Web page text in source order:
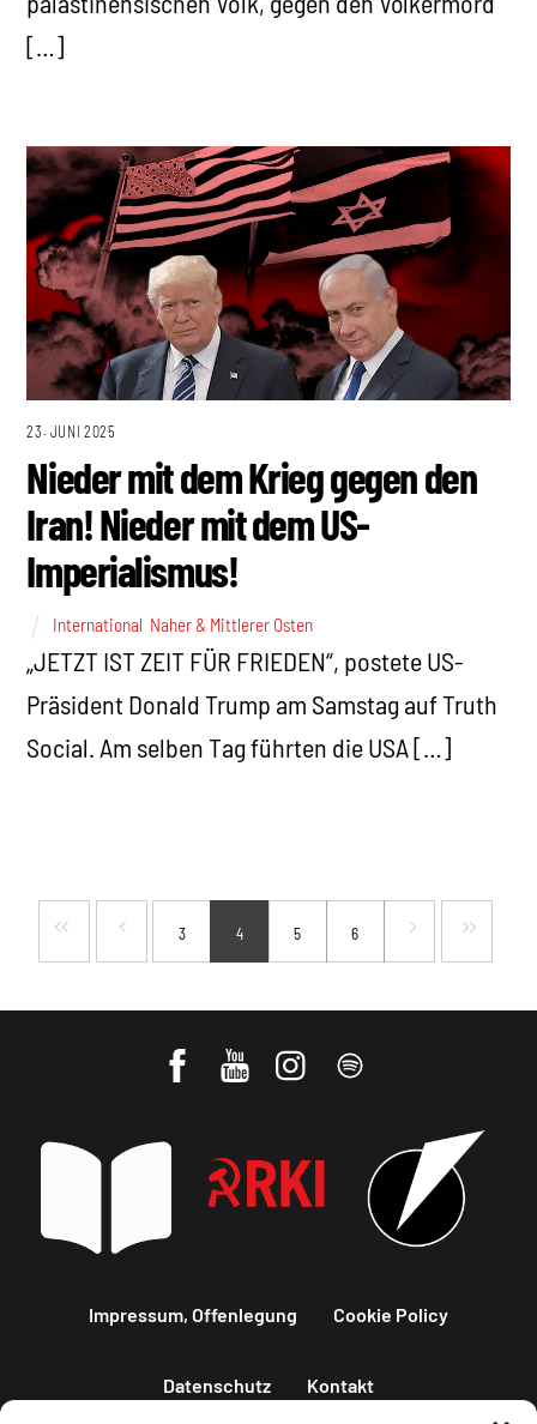
[…]
23. JUNI 2025
Nieder mit dem Krieg gegen den
Iran! Nieder mit dem US-
Imperialismus!
International Naher & Mittlerer Osten
„JETZT IST ZEIT FÜR FRIEDEN“, postete US-
Präsident Donald Trump am Samstag auf Truth
Social. Am selben Tag führten die USA […]
3 4 5 6
Impressum, Offenlegung Cookie Policy
Datenschutz Kontakt